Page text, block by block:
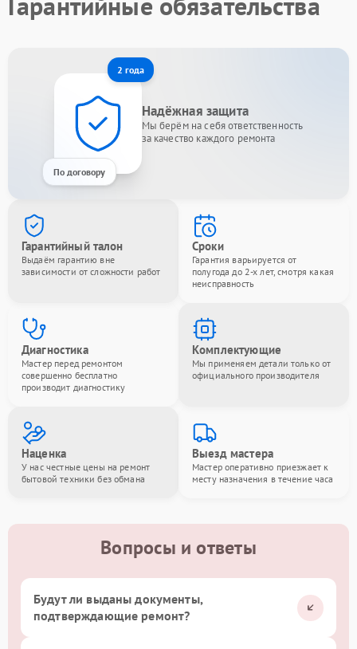
2 года
По договору
Надёжная защита
Мы берём на себя ответственность
за качество каждого ремонта
Гарантийный талон
Выдаём гарантию вне
зависимости от сложности работ
Сроки
Гарантия варьируется от
полугода до 2-х лет, смотря какая
неисправность
Диагностика
Мастер перед ремонтом
совершенно бесплатно
производит диагностику
Комплектующие
Мы применяем детали только от
официального производителя
Наценка
У нас честные цены на ремонт
бытовой техники без обмана
Выезд мастера
Мастер оперативно приезжает к
месту назначения в течение часа
Вопросы и ответы
Будут ли выданы документы,
подтверждающие ремонт?